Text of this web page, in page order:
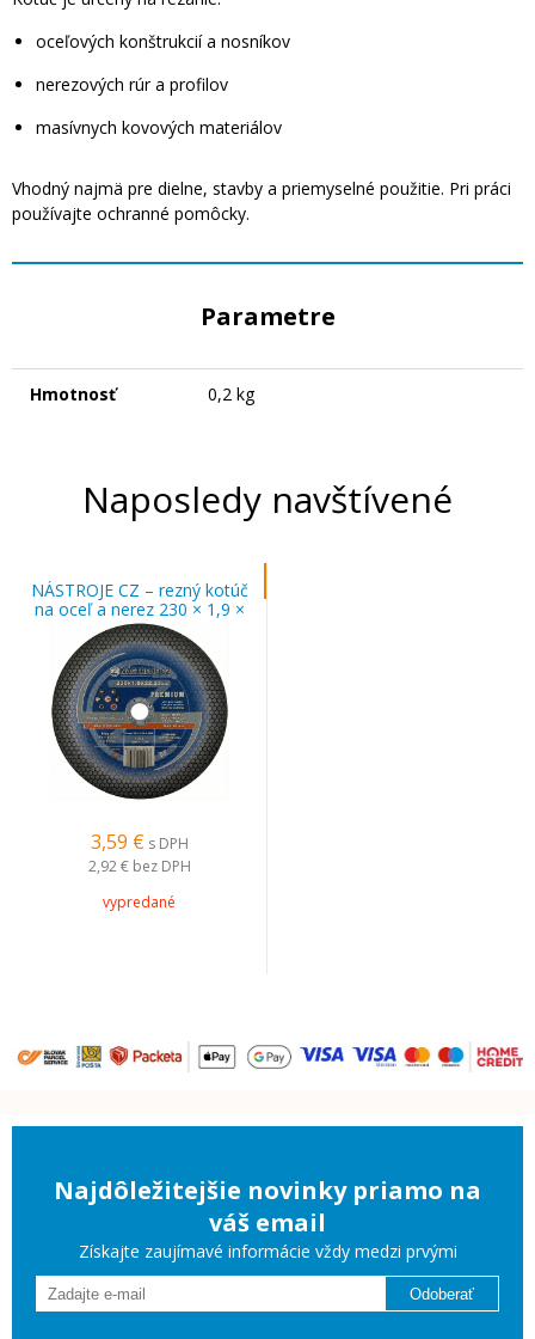
oceľových konštrukcií a nosníkov
nerezových rúr a profilov
masívnych kovových materiálov
Vhodný najmä pre dielne, stavby a priemyselné použitie. Pri práci
používajte ochranné pomôcky.
Parametre
Hmotnosť 0,2 kg
Naposledy navštívené
NÁSTROJE CZ – rezný kotúč
na oceľ a nerez 230 × 1,9 ×
22,23 PREMIUM
3,59 € s DPH
2,92 € bez DPH
vypredané
Najdôležitejšie novinky priamo na
váš email
Získajte zaujímavé informácie vždy medzi prvými
Odoberať